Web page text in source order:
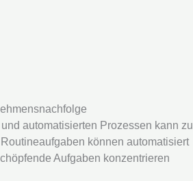
automatisierten Prozessen kann zu
können automatisiert
Aufgaben konzentrieren